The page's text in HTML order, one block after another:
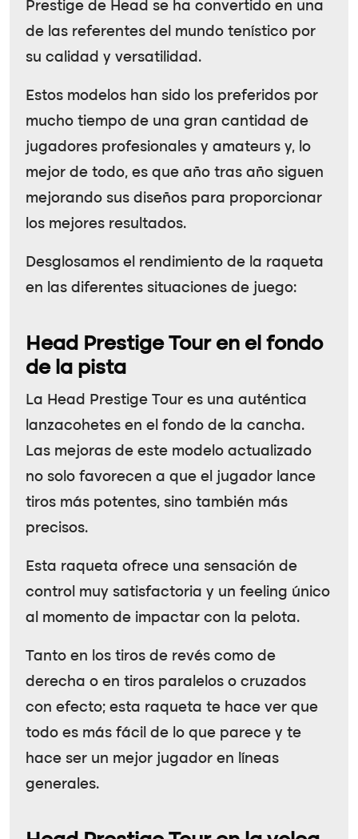
Prestige de Head se ha convertido en una
de las referentes del mundo tenístico por
su calidad y versatilidad.
Estos modelos han sido los preferidos por
mucho tiempo de una gran cantidad de
jugadores profesionales y amateurs y, lo
mejor de todo, es que año tras año siguen
mejorando sus diseños para proporcionar
los mejores resultados.
Desglosamos el rendimiento de la raqueta
en las diferentes situaciones de juego:
Head Prestige Tour en el fondo
de la pista
La Head Prestige Tour es una auténtica
lanzacohetes en el fondo de la cancha.
Las mejoras de este modelo actualizado
no solo favorecen a que el jugador lance
tiros más potentes, sino también más
precisos.
Esta raqueta ofrece una sensación de
control muy satisfactoria y un feeling único
al momento de impactar con la pelota.
Tanto en los tiros de revés como de
derecha o en tiros paralelos o cruzados
con efecto; esta raqueta te hace ver que
todo es más fácil de lo que parece y te
hace ser un mejor jugador en líneas
generales.